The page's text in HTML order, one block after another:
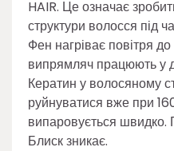
HAIR. Це означає
структури волосся під
Фен нагріває повітря
випрямляч працюють у
Кератин у волосяному
руйнуватися вже при
випаровується швидко.
Блиск зникає.